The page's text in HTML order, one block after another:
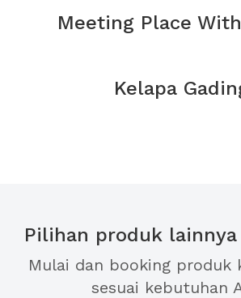
Meeting Place
Kelapa
Pilihan produk lainnya
Mulai dan booking produk
sesuai kebutuhan